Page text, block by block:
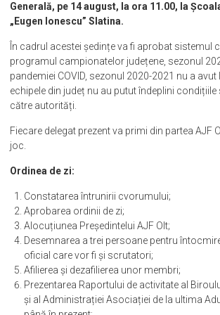
Generală, pe 14 august, la ora 11.00, la
„Eugen Ionescu” Slatina.
În cadrul acestei ședințe va fi aprobat sistemul
programul campionatelor județene, sezonul
pandemiei COVID, sezonul 2020-2021 nu a
echipele din județ nu au putut îndeplini
către autorități.
Fiecare delegat prezent va primi din partea AJF
joc.
Ordinea de zi:
Constatarea întrunirii cvorumului;
Aprobarea ordinii de zi;
Alocuțiunea Președintelui AJF Olt;
Desemnarea a trei persoane pentru
oficial care vor fi și scrutatori;
Afilierea și dezafilierea unor membri;
Prezentarea Raportului de activitate al
și al Administrației Asociației de la ultima